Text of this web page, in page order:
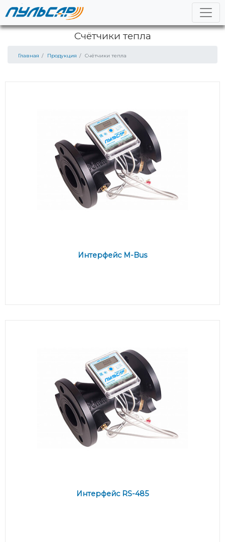
Счётчики тепла
Главная Продукция Счётчики тепла
Интерфейс M-Bus
Интерфейс RS-485